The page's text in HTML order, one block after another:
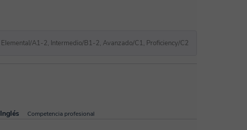
Elemental/A1-2, Intermedio/B1-2, Avanzado/C1, Proficiency/C2
Inglés Competencia profesional